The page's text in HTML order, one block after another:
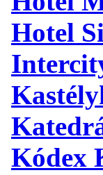
Hotel
Kódex